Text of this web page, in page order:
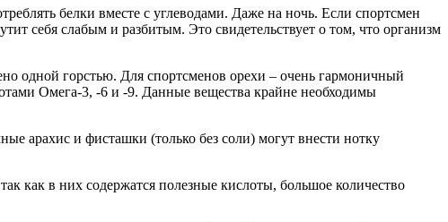
белки вместе с углеводами. Даже на ночь. Если спортсмен
себя слабым и разбитым. Это свидетельствует о том, что организм
одной горстью. Для спортсменов орехи – очень гармоничный
Омега-3, -6 и -9. Данные вещества крайне необходимы
арахис и фисташки (только без соли) могут внести нотку
как в них содержатся полезные кислоты, большое количество